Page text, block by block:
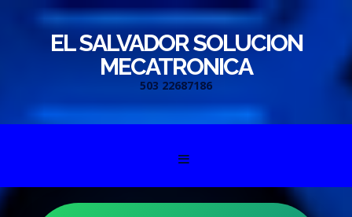
EL SALVADOR SOLUCION
MECATRONICA
503 22687186
Skip to content